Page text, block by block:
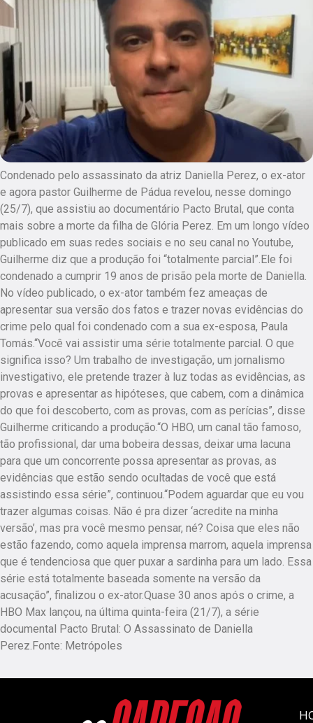
Condenado pelo assassinato da atriz Daniella Perez, o ex-ator
e agora pastor Guilherme de Pádua revelou, nesse domingo
(25/7), que assistiu ao documentário Pacto Brutal, que conta
mais sobre a morte da filha de Glória Perez. Em um longo vídeo
publicado em suas redes sociais e no seu canal no Youtube,
Guilherme diz que a produção foi “totalmente parcial”.Ele foi
condenado a cumprir 19 anos de prisão pela morte de Daniella.
No vídeo publicado, o ex-ator também fez ameaças de
apresentar sua versão dos fatos e trazer novas evidências do
crime pelo qual foi condenado com a sua ex-esposa, Paula
Tomás.“Você vai assistir uma série totalmente parcial. O que
significa isso? Um trabalho de investigação, um jornalismo
investigativo, ele pretende trazer à luz todas as evidências, as
provas e apresentar as hipóteses, que cabem, com a dinâmica
do que foi descoberto, com as provas, com as perícias”, disse
Guilherme criticando a produção.“O HBO, um canal tão famoso,
tão profissional, dar uma bobeira dessas, deixar uma lacuna
para que um concorrente possa apresentar as provas, as
evidências que estão sendo ocultadas de você que está
assistindo essa série”, continuou.“Podem aguardar que eu vou
trazer algumas coisas. Não é pra dizer ‘acredite na minha
versão’, mas pra você mesmo pensar, né? Coisa que eles não
estão fazendo, como aquela imprensa marrom, aquela imprensa
que é tendenciosa que quer puxar a sardinha para um lado. Essa
série está totalmente baseada somente na versão da
acusação”, finalizou o ex-ator.Quase 30 anos após o crime, a
HBO Max lançou, na última quinta-feira (21/7), a série
documental Pacto Brutal: O Assassinato de Daniella
Perez.Fonte: Metrópoles